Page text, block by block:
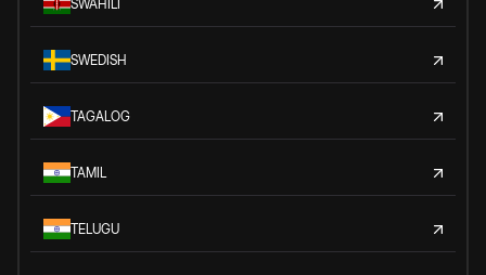
SWAHILI
SWEDISH
TAGALOG
TAMIL
TELUGU